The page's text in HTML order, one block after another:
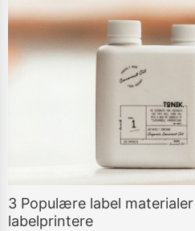
3 Populære label
labelprintere